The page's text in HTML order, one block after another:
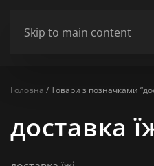
Skip to main content
Головна / Товари з позначками
доставка